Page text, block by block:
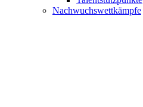
Nachwuchswettkämpfe